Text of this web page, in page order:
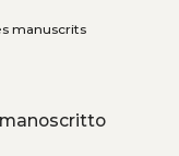
manuscrits